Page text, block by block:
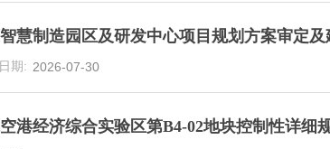
慧制造园区及研发中心项目规划方案审定
2026-07-30
港经济综合实验区第B4-02地块控制性详细